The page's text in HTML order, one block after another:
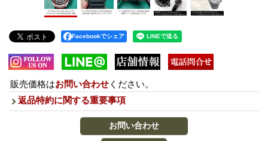
Facebookでシェア
販売価格はお問い合わせ ください。
返品特約に関する重要事項